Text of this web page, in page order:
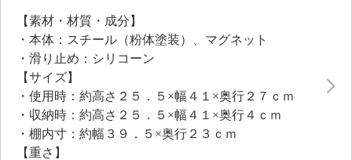
【素材・材質・成分】
・本体：スチール（粉体塗装）、マグネット
・滑り止め：シリコーン
【サイズ】
・使用時：約高さ２５．５×幅４１×奥行２７ｃｍ
・収納時：約高さ２５．５×幅４１×奥行４ｃｍ
・棚内寸：約幅３９．５×奥行２３ｃｍ
【重さ】